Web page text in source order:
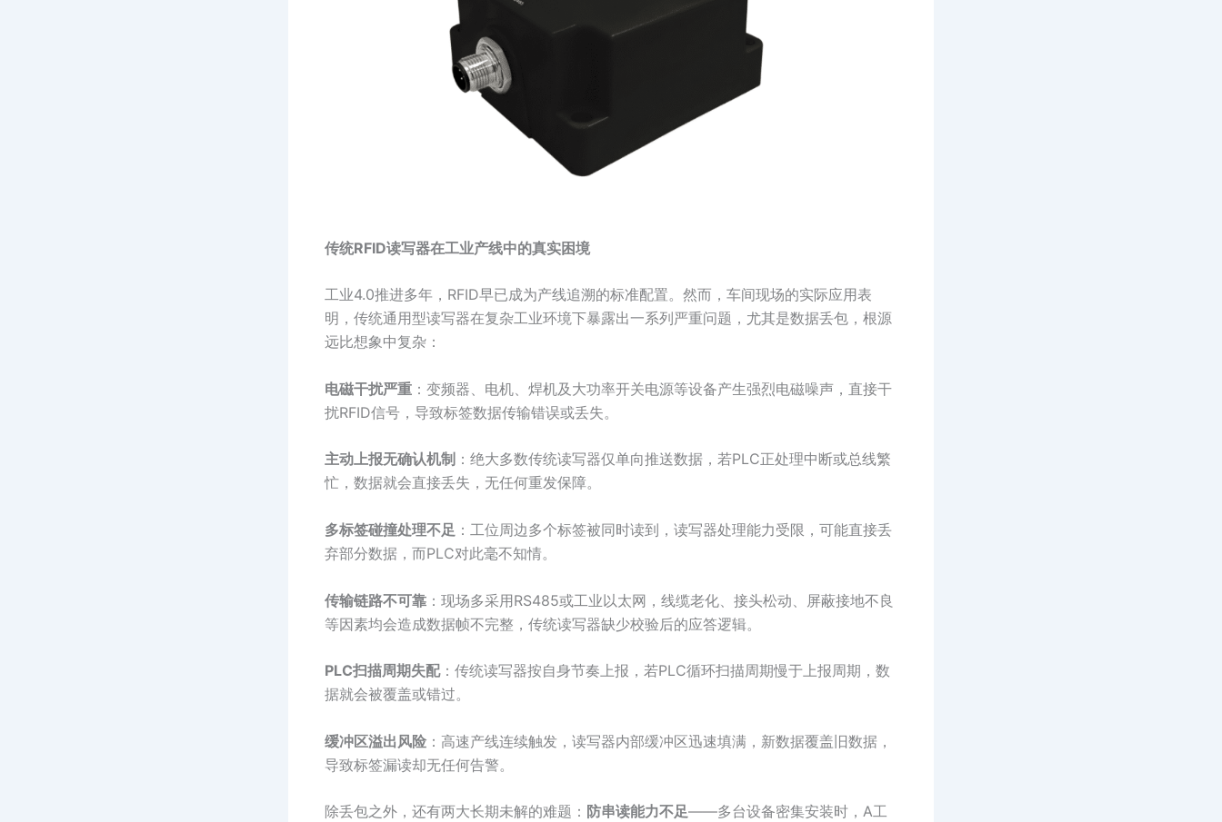
传统RFID读写器在工业产线中的真实困境
工业4.0推进多年，RFID早已成为产线追溯的标准配置。然而，车间现场的实际应用表
明，传统通用型读写器在复杂工业环境下暴露出一系列严重问题，尤其是数据丢包，根源
远比想象中复杂：
电磁干扰严重 ：变频器、电机、焊机及大功率开关电源等设备产生强烈电磁噪声，直接干
扰RFID信号，导致标签数据传输错误或丢失。
主动上报无确认机制 ：绝大多数传统读写器仅单向推送数据，若PLC正处理中断或总线繁
忙，数据就会直接丢失，无任何重发保障。
多标签碰撞处理不足 ：工位周边多个标签被同时读到，读写器处理能力受限，可能直接丢
弃部分数据，而PLC对此毫不知情。
传输链路不可靠 ：现场多采用RS485或工业以太网，线缆老化、接头松动、屏蔽接地不良
等因素均会造成数据帧不完整，传统读写器缺少校验后的应答逻辑。
PLC扫描周期失配：传统读写器按自身节奏上报，若PLC循环扫描周期慢于上报周期，数
据就会被覆盖或错过。
缓冲区溢出风险 ：高速产线连续触发，读写器内部缓冲区迅速填满，新数据覆盖旧数据，
导致标签漏读却无任何告警。
除丢包之外，还有两大长期未解的难题： 防串读能力不足——多台设备密集安装时，A工